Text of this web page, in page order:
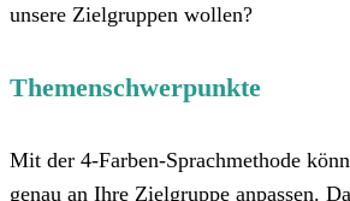
unsere Zielgruppen wollen?
Themenschwerpunkte
Mit der 4-Farben-Sprachmethode
genau an Ihre Zielgruppe anpassen.